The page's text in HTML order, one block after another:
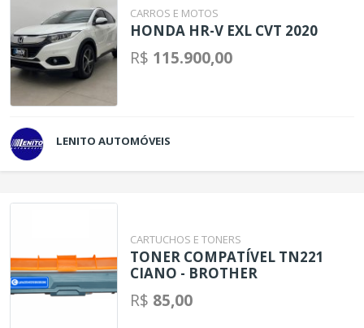
CARROS E MOTOS
HONDA HR-V EXL CVT 2020
R$ 115.900,00
LENITO AUTOMÓVEIS
CARTUCHOS E TONERS
TONER COMPATÍVEL TN221
CIANO - BROTHER
R$ 85,00